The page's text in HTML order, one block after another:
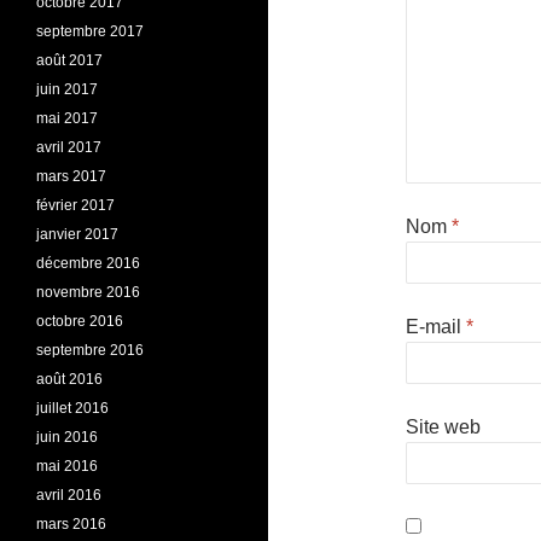
Nom *
E-mail *
Site web
septembre 2017
août 2017
juin 2017
mai 2017
avril 2017
mars 2017
février 2017
janvier 2017
décembre 2016
novembre 2016
octobre 2016
septembre 2016
août 2016
juillet 2016
juin 2016
mai 2016
avril 2016
mars 2016